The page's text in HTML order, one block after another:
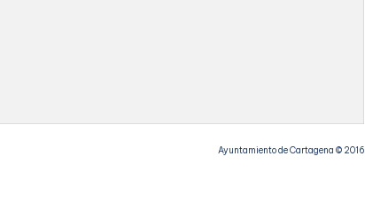
Ayuntamiento de Cartagena © 2016